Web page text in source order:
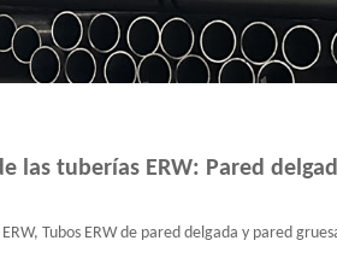
las tuberías ERW: Pared
Tubos ERW de pared delgada y pared